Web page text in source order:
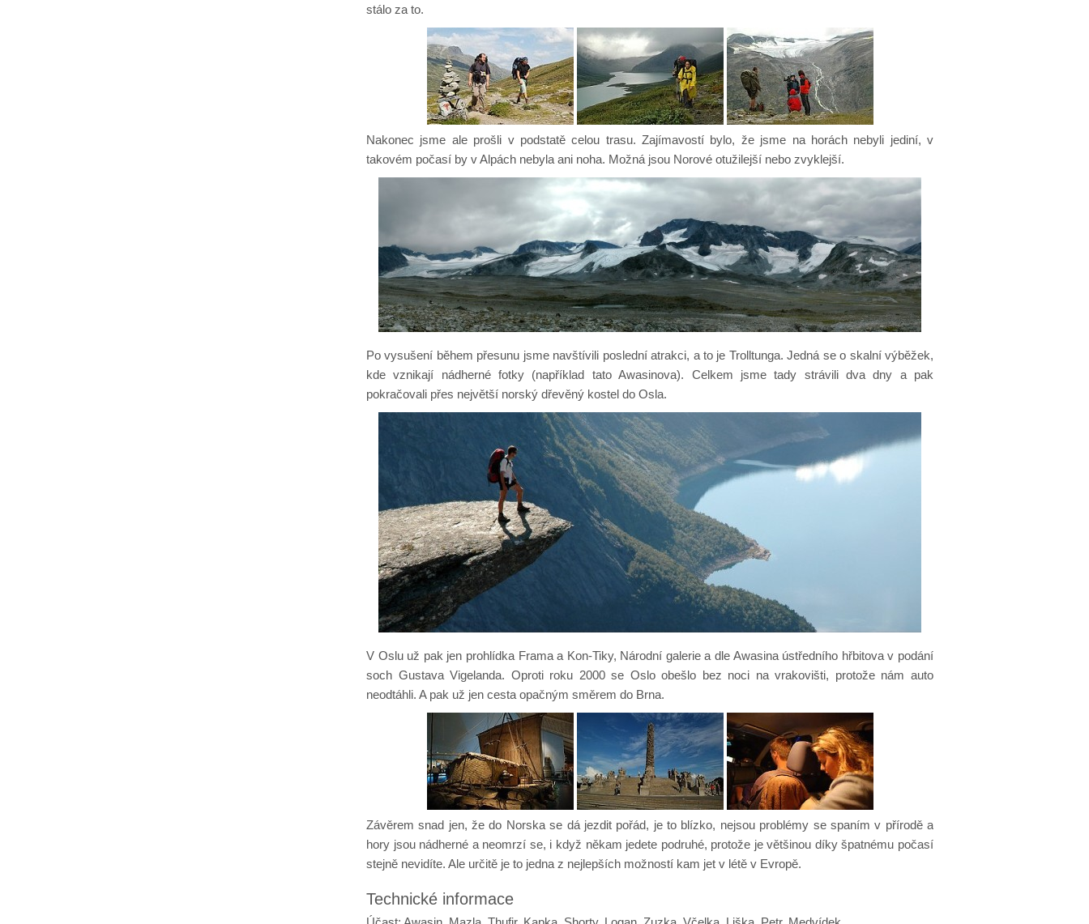
stálo za to.
Nakonec jsme ale prošli v podstatě celou trasu. Zajímavostí bylo, že jsme na horách nebyli jediní, v
takovém počasí by v Alpách nebyla ani noha. Možná jsou Norové otužilejší nebo zvyklejší.
Po vysušení během přesunu jsme navštívili poslední atrakci, a to je Trolltunga. Jedná se o skalní výběžek,
kde vznikají nádherné fotky (například tato Awasinova). Celkem jsme tady strávili dva dny a pak
pokračovali přes největší norský dřevěný kostel do Osla.
V Oslu už pak jen prohlídka Frama a Kon‑Tiky, Národní galerie a dle Awasina ústředního hřbitova v podání
soch Gustava Vigelanda. Oproti roku 2000 se Oslo obešlo bez noci na vrakovišti, protože nám auto
neodtáhli. A pak už jen cesta opačným směrem do Brna.
Závěrem snad jen, že do Norska se dá jezdit pořád, je to blízko, nejsou problémy se spaním v přírodě a
hory jsou nádherné a neomrzí se, i když někam jedete podruhé, protože je většinou díky špatnému počasí
stejně nevidíte. Ale určitě je to jedna z nejlepších možností kam jet v létě v Evropě.
Technické informace